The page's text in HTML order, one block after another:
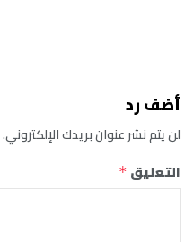
أضف رد
لن يتم نشر عنوان بريدك الإلكتروني.
التعليق *